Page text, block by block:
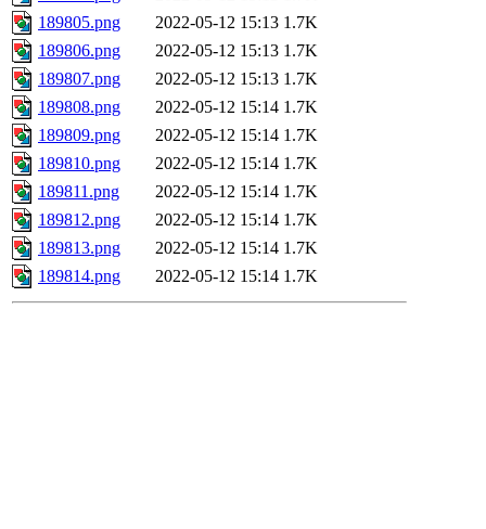
189805.png
2022-05-12 15:13 1.7K
189806.png
2022-05-12 15:13 1.7K
189807.png
2022-05-12 15:13 1.7K
189808.png
2022-05-12 15:14 1.7K
189809.png
2022-05-12 15:14 1.7K
189810.png
2022-05-12 15:14 1.7K
189811.png
2022-05-12 15:14 1.7K
189812.png
2022-05-12 15:14 1.7K
189813.png
2022-05-12 15:14 1.7K
189814.png
2022-05-12 15:14 1.7K